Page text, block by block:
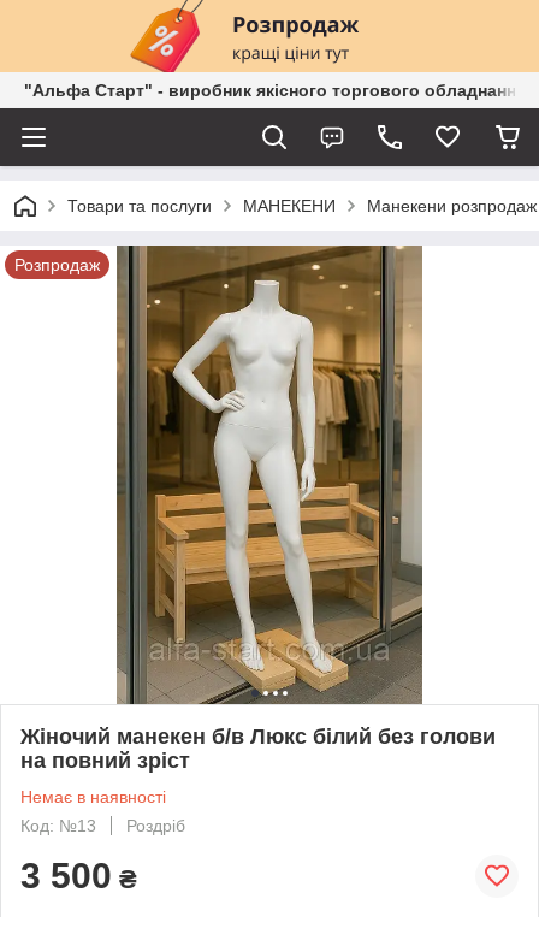
"Альфа Старт" - виробник якісного торгового обладнання
Товари та послуги МАНЕКЕНИ Манекени розпродаж
Розпродаж
Жіночий манекен б/в Люкс білий без голови
на повний зріст
Немає в наявності
Код: №13
Роздріб
3 500 ₴